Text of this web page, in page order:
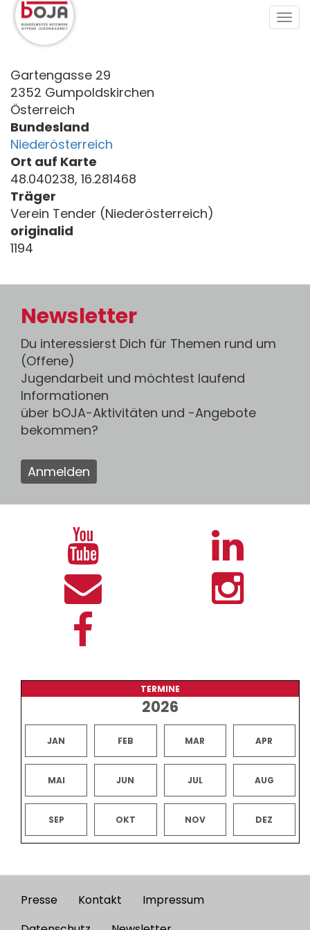
Direkt
zum
Inhalt
Gartengasse 29
2352 Gumpoldskirchen
Österreich
Bundesland
Niederösterreich
Ort auf Karte
48.040238, 16.281468
Träger
Verein Tender (Niederösterreich)
originalid
1194
Newsletter
Du interessierst Dich für Themen rund um
(Offene)
Jugendarbeit und möchtest laufend
Informationen
über bOJA-Aktivitäten und -Angebote
bekommen?
Anmelden
TERMINE
2026
JAN FEB MAR APR
MAI JUN JUL AUG
SEP OKT NOV DEZ
Footer
Presse Kontakt
Impressum